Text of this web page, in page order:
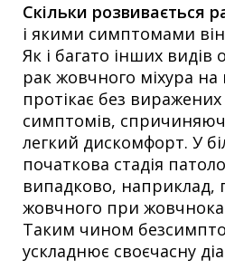
Скільки розвивається
і якими симптомами
Як і багато інших
рак жовчного міхура на
протікає без
симптомів,
легкий дискомфорт. У
початкова стадія
випадково, наприклад,
жовчного при
Таким чином
ускладнює своєчасну